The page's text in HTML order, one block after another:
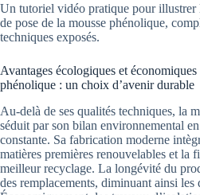
Un tutoriel vidéo pratique pour illustrer
de pose de la mousse phénolique,
techniques exposés.
Avantages écologiques et économiques
phénolique : un choix d’avenir durable
Au-delà de ses qualités techniques, la
séduit par son bilan environnemental
constante. Sa fabrication moderne
matières premières renouvelables et la
meilleur recyclage. La longévité du
des remplacements, diminuant ainsi les